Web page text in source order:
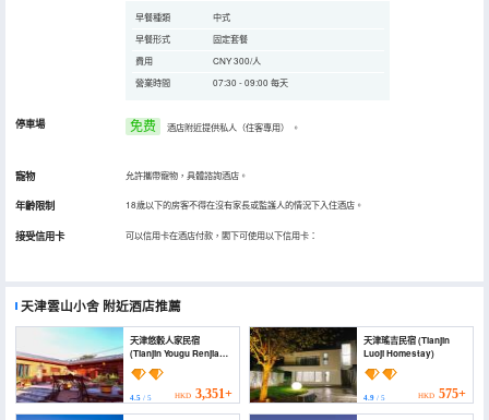
早餐種類
中式
早餐形式
固定套餐
費用
CNY 300/人
營業時間
07:30 - 09:00 每天
停車場 免费 酒店附近提供私人（住客專用） 。
寵物 允許攜帶寵物，具體諮詢酒店。
年齡限制 18歲以下的房客不得在沒有家長或監護人的情況下入住酒店。
接受信用卡 可以信用卡在酒店付款，閣下可使用以下信用卡：
天津雲山小舍 附近酒店推薦
天津悠穀人家民宿
(Tianjin Yougu Renjia
Homestay)
4.5 / 5 HKD 3,351+
天津瑤吉民宿 (Tianjin
Luoji Homestay)
4.9/ 5 HKD 575+